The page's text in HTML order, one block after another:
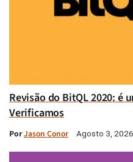
Revisão do BitQL 2020: é
Verificamos
PorJason Conor Agosto 3, 2026